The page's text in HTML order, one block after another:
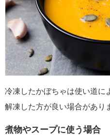
冷凍したかぼちゃは使い道に
解凍した方が良い場合があり
煮物やスープに使う場合